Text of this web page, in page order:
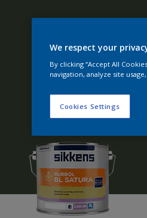
We respect your
By clicking “Accept All
navigation, analyze site
Cookies Settings